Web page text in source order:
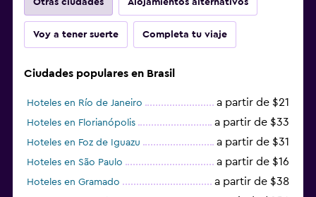
Cámaras CCTV en zonas comunes
Botiquín de primeros auxilios
Estacionamiento y transporte
Traslado al aeropuerto (con cargos)
Estacionamiento gratuito
Servicio de traslado (cargo adicional)
Otras ciudades Alojamientos alternativos
Voy a tener suerte Completa tu viaje
Ciudades populares en Brasil
Hoteles en Río de Janeiro a partir de $21
Hoteles en Florianópolis a partir de $33
Hoteles en Foz de Iguazu a partir de $31
Hoteles en São Paulo a partir de $16
Hoteles en Gramado a partir de $38